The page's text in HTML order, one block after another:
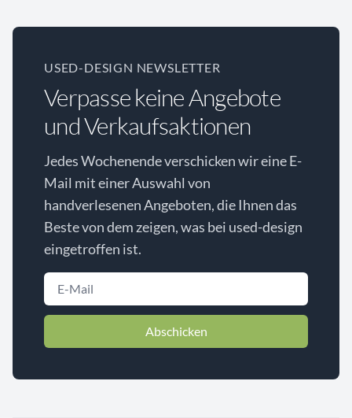
USED-DESIGN NEWSLETTER
Verpasse keine Angebote
und Verkaufsaktionen
Jedes Wochenende verschicken wir eine E-
Mail mit einer Auswahl von
handverlesenen Angeboten, die Ihnen das
Beste von dem zeigen, was bei used-design
eingetroffen ist.
Abschicken